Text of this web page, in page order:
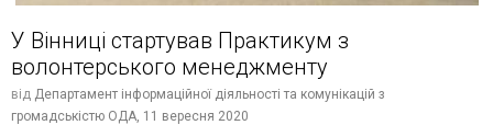
У Вінниці стартував Практикум з
волонтерського менеджменту
від Департамент інформаційної діяльності та комунікацій з
громадськістю ОДА, 11 вересня 2020